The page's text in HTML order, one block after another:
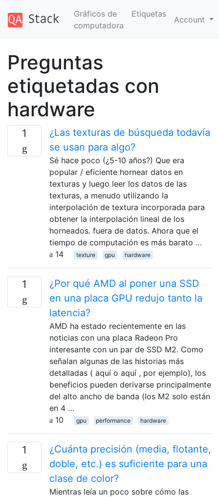
Gráficos de
computadora
Etiquetas
Account
Preguntas
etiquetadas con
hardware
1
¿Las texturas de búsqueda todavía
se usan para algo?
Sé hace poco (¿5-10 años?) Que era
popular / eficiente hornear datos en
texturas y luego leer los datos de las
texturas, a menudo utilizando la
interpolación de textura incorporada para
obtener la interpolación lineal de los
horneados. fuera de datos. Ahora que el
tiempo de computación es más barato …
14
texture gpu hardware
1
¿Por qué AMD al poner una SSD
en una placa GPU redujo tanto la
latencia?
AMD ha estado recientemente en las
noticias con una placa Radeon Pro
interesante con un par de SSD M2. Como
señalan algunas de las historias más
detalladas ( aquí o aquí , por ejemplo), los
beneficios pueden derivarse principalmente
del alto ancho de banda (los M2 solo están
en 4 …
10
gpu performance hardware
1
¿Cuánta precisión (media, flotante,
doble, etc.) es suficiente para una
clase de color?
Mientras leía un poco sobre cómo las